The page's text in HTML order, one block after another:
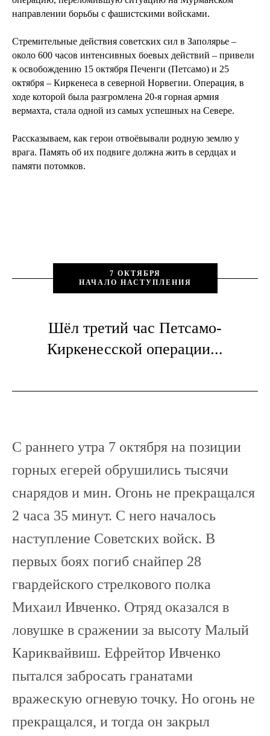
направлении борьбы с фашистскими войсками.
Стремительные действия советских сил в Заполярье –
около 600 часов интенсивных боевых действий – привели
к освобождению 15 октября Печенги (Петсамо) и 25
октября – Киркенеса в северной Норвегии. Операция, в
ходе которой была разгромлена 20-я горная армия
вермахта, стала одной из самых успешных на Севере.
Рассказываем, как герои отвоёвывали родную землю у
врага. Память об их подвиге должна жить в сердцах и
памяти потомков.
7 ОКТЯБРЯ
НАЧАЛО НАСТУПЛЕНИЯ
Шёл третий час Петсамо-
Киркенесской операции...
С раннего утра 7 октября на позиции
горных егерей обрушились тысячи
снарядов и мин. Огонь не прекращался
2 часа 35 минут. С него началось
наступление Советских войск. В
первых боях погиб снайпер 28
гвардейского стрелкового полка
Михаил Ивченко. Отряд оказался в
ловушке в сражении за высоту Малый
Кариквайвиш. Ефрейтор Ивченко
пытался забросать гранатами
вражескую огневую точку. Но огонь не
прекращался, и тогда он закрыл